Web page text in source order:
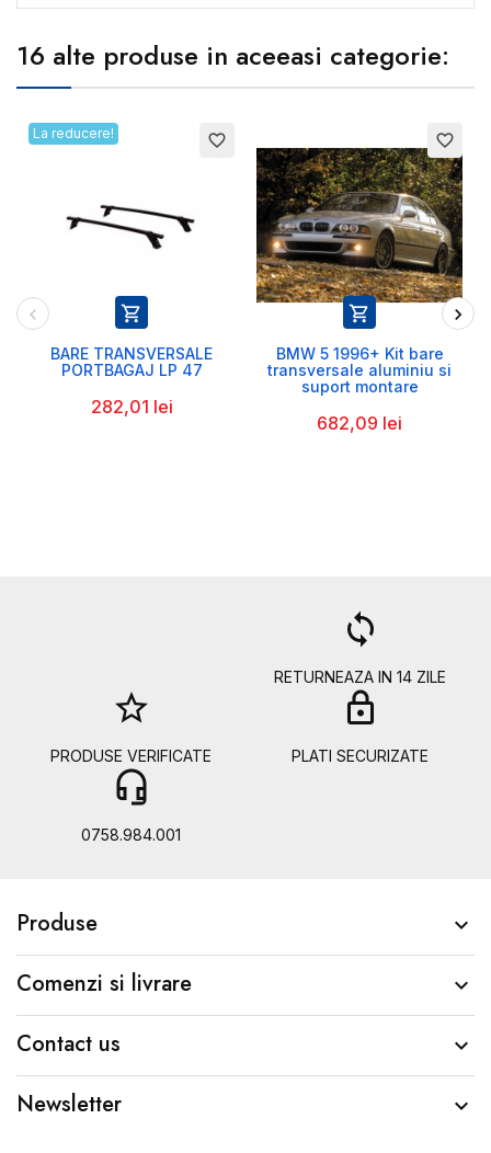
16 alte produse in aceeasi categorie:
favorite_border
La reducere!

BARE TRANSVERSALE
PORTBAGAJ LP 47
282,01 lei
favorite_border

BMW 5 1996+ Kit bare
transversale aluminiu si
suport montare
682,09 lei
loop
RETURNEAZA IN 14 ZILE
star_border
PRODUSE VERIFICATE
lock
PLATI SECURIZATE
headset_mic
0758.984.001
Produse 
Comenzi si livrare 
Contact us 
Newsletter 